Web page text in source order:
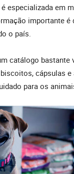
é especializada em
importante é
o país.
catálogo bastante
cápsulas
para os